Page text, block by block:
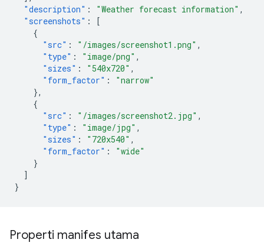
"description" : "Weather forecast information" ,
"screenshots" :
[
{
"src" : "/images/screenshot1.png" ,
"type" : "image/png" ,
"sizes" : "540x720" ,
"form_factor" :
"narrow"
},
{
"src" : "/images/screenshot2.jpg" ,
"type" : "image/jpg" ,
"sizes" : "720x540" ,
"form_factor" :
"wide"
}
]
}
Properti manifes utama